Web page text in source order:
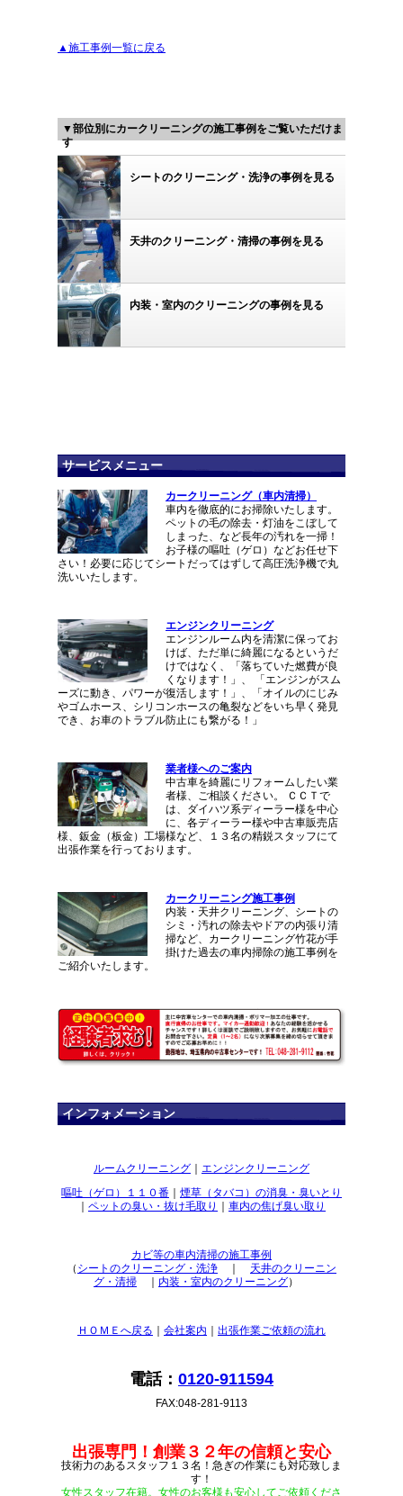
▲施工事例一覧に戻る
▼部位別にカークリーニングの施工事例をご覧いただけま
す
シートのクリーニング・洗浄の事例を見る
天井のクリーニング・清掃の事例を見る
内装・室内のクリーニングの事例を見る
サービスメニュー
カークリーニング（車内清掃）
車内を徹底的にお掃除いたします。
ペットの毛の除去・灯油をこぼして
しまった、など長年の汚れを一掃！
お子様の嘔吐（ゲロ）などお任せ下
さい！必要に応じてシートだってはずして高圧洗浄機で丸
洗いいたします。
エンジンクリーニング
エンジンルーム内を清潔に保ってお
けば、ただ単に綺麗になるというだ
けではなく、「落ちていた燃費が良
くなります！」、 「エンジンがスム
ーズに動き、パワーが復活します！」、「オイルのにじみ
やゴムホース、シリコンホースの亀裂などをいち早く発見
でき、お車のトラブル防止にも繋がる！」
業者様へのご案内
中古車を綺麗にリフォームしたい業
者様、ご相談ください。 ＣＣＴで
は、ダイハツ系ディーラー様を中心
に、各ディーラー様や中古車販売店
様、鈑金（板金）工場様など、１３名の精鋭スタッフにて
出張作業を行っております。
カークリーニング施工事例
内装・天井クリーニング、シートの
シミ・汚れの除去やドアの内張り清
掃など、カークリーニング竹花が手
掛けた過去の車内掃除の施工事例を
ご紹介いたします。
インフォメーション
ルームクリーニング ｜ エンジンクリーニング
嘔吐（ゲロ）１１０番 ｜ 煙草（タバコ）の消臭・臭いとり
｜ ペットの臭い・抜け毛取り ｜ 車内の焦げ臭い取り
カビ等の車内清掃の施工事例
（ シートのクリーニング・洗浄 ｜ 天井のクリーニン
グ・清掃 ｜ 内装・室内のクリーニング）
ＨＯＭＥへ戻る ｜ 会社案内 ｜ 出張作業ご依頼の流れ
電話： 0120-911594
FAX:048-281-9113
出張専門！創業３２年の信頼と安心
技術力のあるスタッフ１３名！急ぎの作業にも対応致しま
す！
女性スタッフ在籍。女性のお客様も安心してご依頼くださ